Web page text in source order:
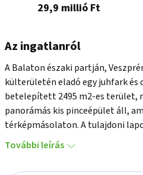
29,9 millió Ft
Az ingatlanról
A Balaton északi partján,
külterületén eladó egy juhfark és
betelepített 2495 m2-es terület,
panorámás kis pinceépület áll,
térképmásolaton. A tulajdoni
besorolású, kifüggesztés köteles,
További leírás